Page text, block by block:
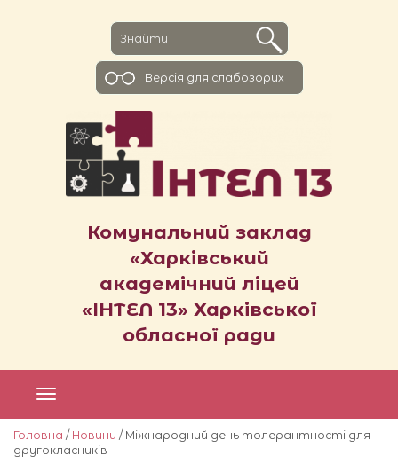
Комунальний заклад
«Харківський
академічний ліцей
«ІНТЕЛ 13» Харківської
обласної ради
Версiя для слабозорих
Головна / Новини / Міжнародний день толерантності для
другокласників